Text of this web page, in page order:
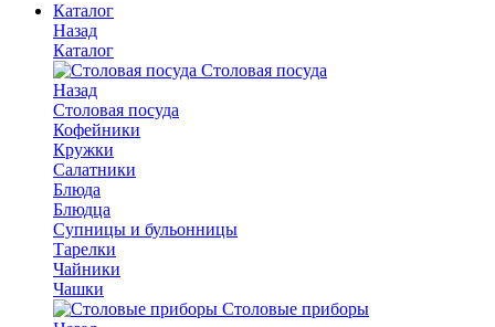
Каталог
Назад
Каталог
Столовая посуда
Назад
Столовая посуда
Кофейники
Кружки
Салатники
Блюда
Блюдца
Супницы и бульонницы
Тарелки
Чайники
Чашки
Cтоловые приборы